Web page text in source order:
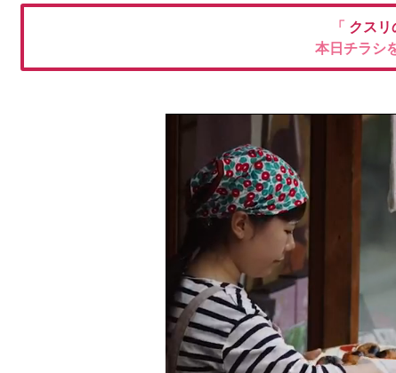
「 クスリ
本日チラシ